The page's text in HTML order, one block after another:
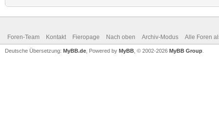
Foren-Team Kontakt Fieropage Nach oben Archiv-Modus Alle Foren
Deutsche Übersetzung: MyBB.de , Powered by MyBB , © 2002-2026 MyBB Group